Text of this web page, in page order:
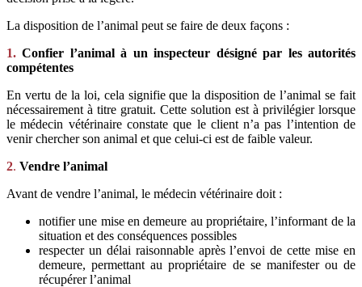
La disposition de l’animal peut se faire de deux façons :
1. Confier l’animal à un inspecteur désigné par les autorités
compétentes
En vertu de la loi, cela signifie que la disposition de l’animal se fait
nécessairement à titre gratuit. Cette solution est à privilégier lorsque
le médecin vétérinaire constate que le client n’a pas l’intention de
venir chercher son animal et que celui-ci est de faible valeur.
2. Vendre l’animal
Avant de vendre l’animal, le médecin vétérinaire doit :
notifier une mise en demeure au propriétaire, l’informant de la
situation et des conséquences possibles
respecter un délai raisonnable après l’envoi de cette mise en
demeure, permettant au propriétaire de se manifester ou de
récupérer l’animal